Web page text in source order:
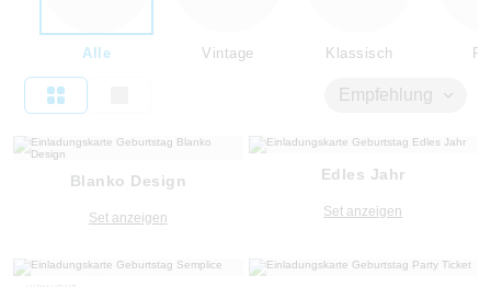
Alle Vintage Klassisch
Empfehlung
Blanko Design
Set anzeigen
Edles Jahr
Set anzeigen